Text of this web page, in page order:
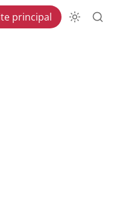
principal